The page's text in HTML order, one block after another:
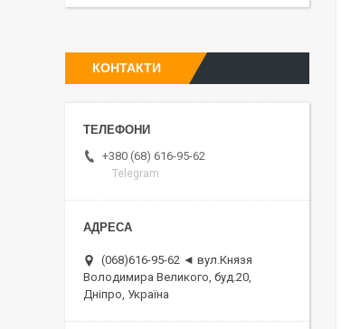
КОНТАКТИ
+380 (68) 616-95-62
Telegram
(068)616-95-62 ◄ вул.Князя
Володимира Великого, буд.20,
Дніпро, Україна